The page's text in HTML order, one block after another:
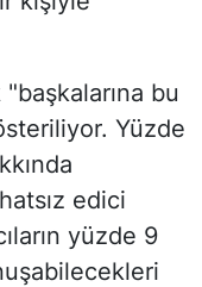
bu
Yüzde
edici
yüzde 9